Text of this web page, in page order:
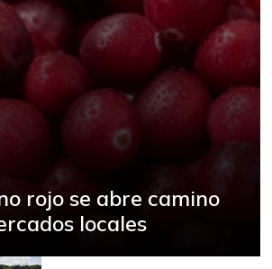
rojo se abre camino
locales